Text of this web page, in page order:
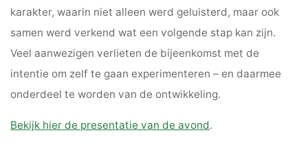
karakter, waarin niet alleen werd geluisterd, maar ook
samen werd verkend wat een volgende stap kan zijn.
Veel aanwezigen verlieten de bijeenkomst met de
intentie om zelf te gaan experimenteren – en daarmee
onderdeel te worden van de ontwikkeling.
Bekijk hier de presentatie van de avond.